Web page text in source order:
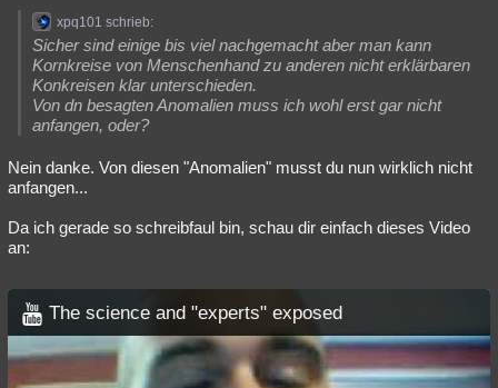
xpq101 schrieb:
Sicher sind einige bis viel nachgemacht aber man kann
Kornkreise von Menschenhand zu anderen nicht erklärbaren
Konkreisen klar unterschieden.
Von dn besagten Anomalien muss ich wohl erst gar nicht
anfangen, oder?
Nein danke. Von diesen "Anomalien" musst du nun wirklich nicht
anfangen...
Da ich gerade so schreibfaul bin, schau dir einfach dieses Video
an:
The science and "experts" exposed